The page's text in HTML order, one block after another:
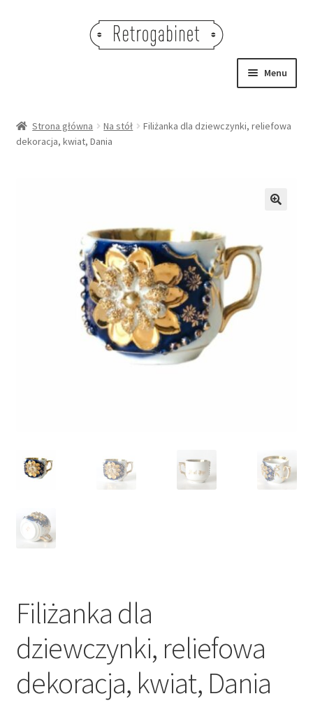
Menu
OBRAZY
OŚWIETLENIE
Strona główna Na stół
Filiżanka dla dziewczynki, reliefowa
dekoracja, kwiat, Dania
Filiżanka dla
dziewczynki, reliefowa
dekoracja, kwiat, Dania